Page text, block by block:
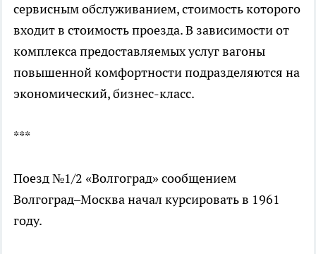
сервисным обслуживанием, стоимость которого
входит в стоимость проезда. В зависимости от
комплекса предоставляемых услуг вагоны
повышенной комфортности подразделяются на
экономический, бизнес-класс.
***
Поезд №1/2 «Волгоград» сообщением
Волгоград–Москва начал курсировать в 1961
году.